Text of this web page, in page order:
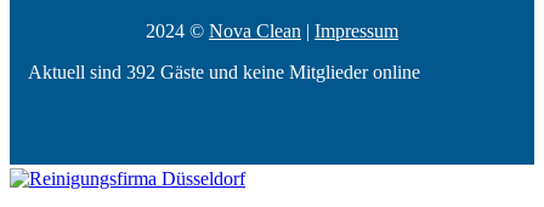
2024 © Nova Clean | Impressum
Aktuell sind 392 Gäste und keine Mitglieder online